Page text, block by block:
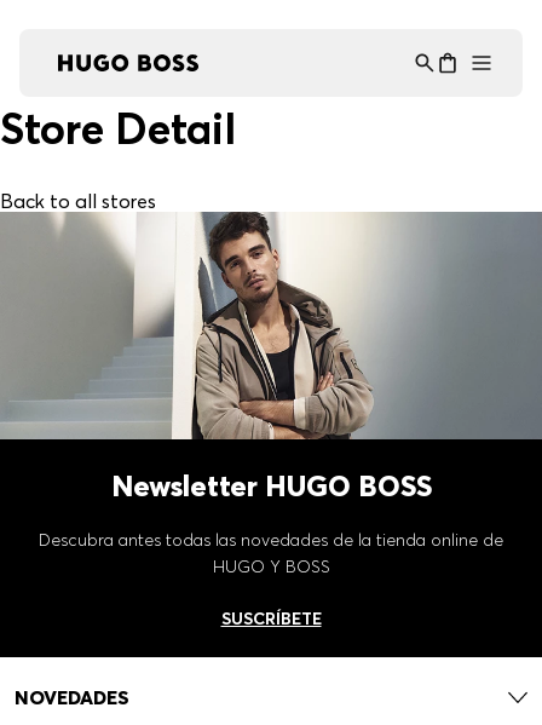
Store Detail
Back to all stores
Newsletter HUGO BOSS
Descubra antes todas las novedades de la tienda online de
HUGO Y BOSS
SUSCRÍBETE
NOVEDADES
Asistente Virtual
en línea ⋮